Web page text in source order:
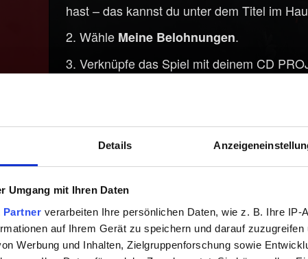
Details
Umgang mit Ihren Daten
Partner verarbeiten Ihre persönlichen Daten, wie z. B. Ihre IP-
auf Ihrem Gerät zu speichern und darauf
Werbung und Inhalten, Zielgruppenforschung sowie
hast – das kannst du unter dem Titel im
Wähle Meine Belohnungen.
Verknüpfe das Spiel mit deinem CD
Sobald du beides verknüpft hast, ist
Du kannst ihn zudem unterOptionen→
Fortschritteinschalten/ausschalten.
und
Plattformübergreifender Fortschritt
Erstelle einen neuen Speicherstand. Er
seinem Namen erscheint ein Wolkensymbol.